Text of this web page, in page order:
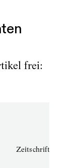
frei:
Zeitschriften